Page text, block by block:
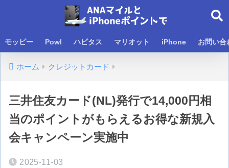
モッピー Powl ハピタス マリオット iPhone お問い合
ホーム クレジットカード
三井住友カード(NL)発行で14,000円相
当のポイントがもらえるお得な新規入
会キャンペーン実施中
2025-11-03